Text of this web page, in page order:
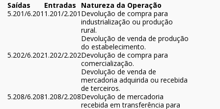
Saídas
Entradas
Natureza da Operação
5.201/6.201 1.201/2.201 Devolução de compra para
industrialização ou produção
rural.
Devolução de venda de produção
do estabelecimento.
5.202/6.2021.202/2.202Devolução de compra para
comercialização.
Devolução de venda de
mercadoria adquirida ou recebida
de terceiros.
5.208/6.2081.208/2.208Devolução de mercadoria
recebida em transferência para